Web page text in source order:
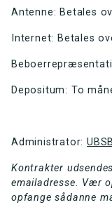
Antenne: Betales
Internet: Betales
Depositum: To
Administrator:
Kontrakter
emailadresse. Vær
opfange sådanne